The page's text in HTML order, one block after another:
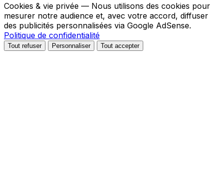
Cookies & vie privée — Nous utilisons des cookies pour
mesurer notre audience et, avec votre accord, diffuser
des publicités personnalisées via Google AdSense.
Politique de confidentialité
Tout refuser Personnaliser Tout accepter